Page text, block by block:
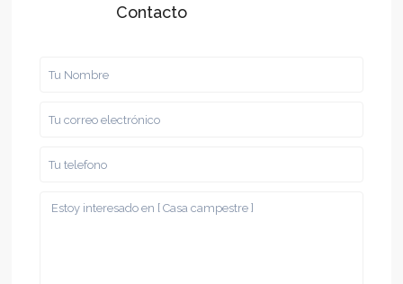
Contacto